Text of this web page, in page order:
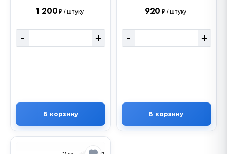
1 200 ₽ / штуку
- +
В корзину
920 ₽ / штуку
- +
В корзину